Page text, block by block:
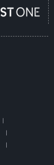
|
|
|